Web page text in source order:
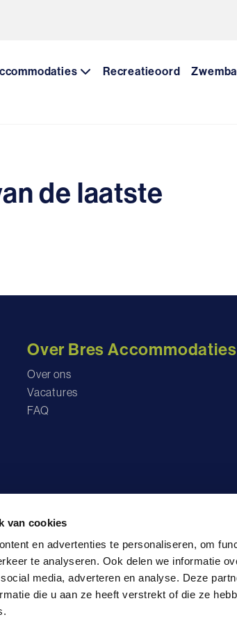
van cookies
en advertenties te personaliseren, om
te analyseren. Ook delen we informatie
media, adverteren en analyse. Deze
die u aan ze heeft verstrekt of die ze
Recreatieoord
de laatste
Over Bres Accommodaties
Over ons
Vacatures
FAQ
ons op
Huisregels